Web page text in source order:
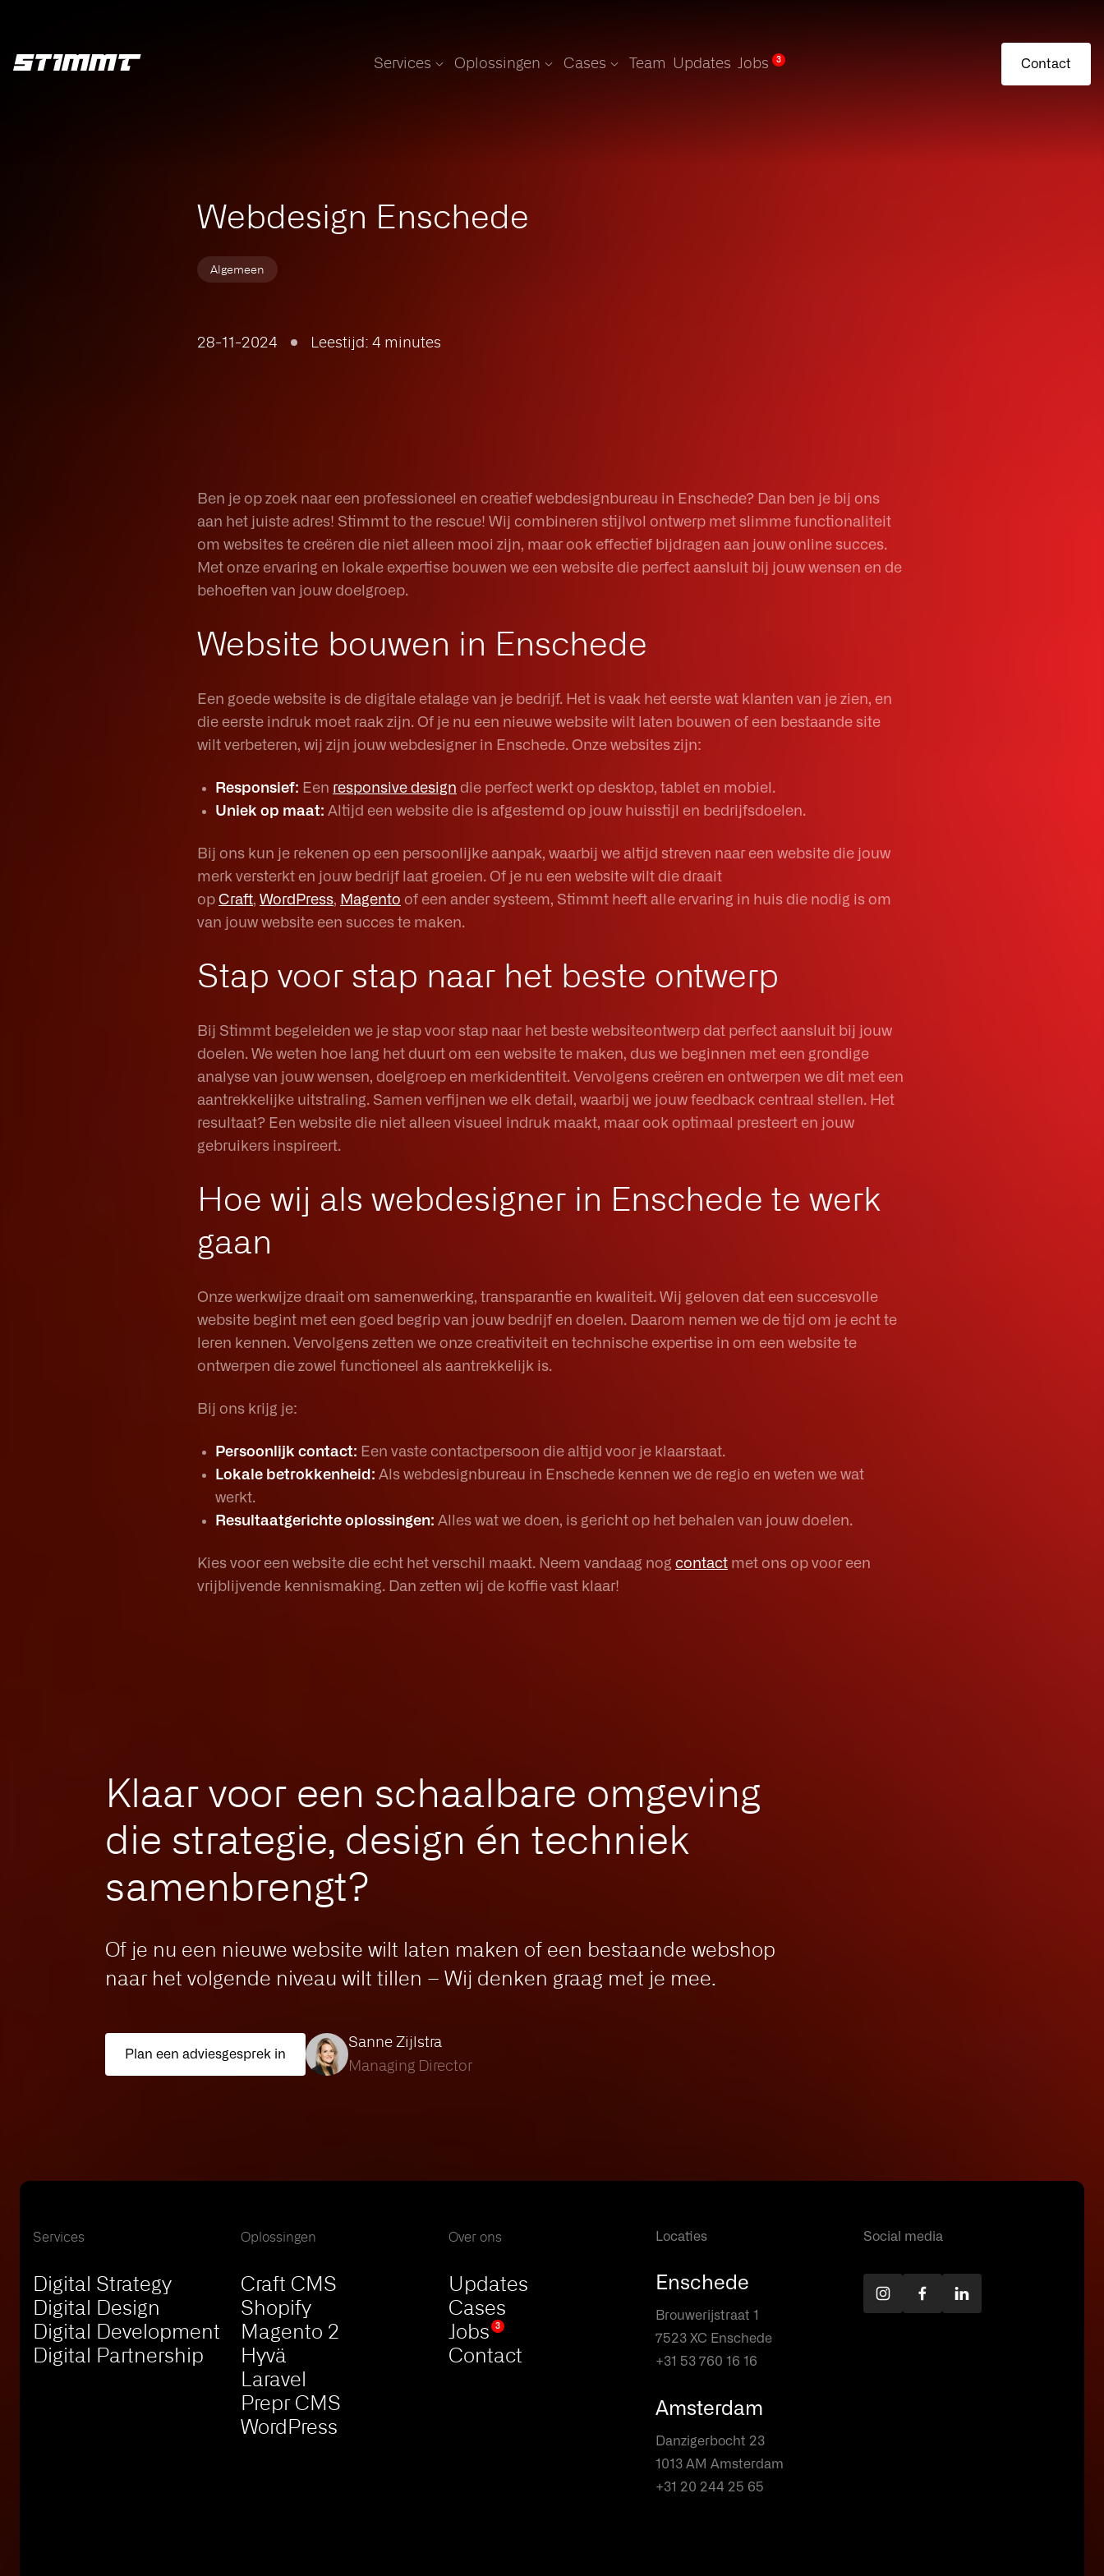
Services Oplossingen Cases Team Updates Jobs 3 Contact
Webdesign Enschede
Algemeen
28-11-2024 Leestijd: 4 minutes
Ben je op zoek naar een professioneel en creatief webdesignbureau in Enschede? Dan ben je bij ons
aan het juiste adres! Stimmt to the rescue! Wij combineren stijlvol ontwerp met slimme functionaliteit
om websites te creëren die niet alleen mooi zijn, maar ook effectief bijdragen aan jouw online succes.
Met onze ervaring en lokale expertise bouwen we een website die perfect aansluit bij jouw wensen en de
behoeften van jouw doelgroep.
Website bouwen in Enschede
Een goede website is de digitale etalage van je bedrijf. Het is vaak het eerste wat klanten van je zien, en
die eerste indruk moet raak zijn. Of je nu een nieuwe website wilt laten bouwen of een bestaande site
wilt verbeteren, wij zijn jouw webdesigner in Enschede. Onze websites zijn:
Responsief: Een responsive design die perfect werkt op desktop, tablet en mobiel.
Uniek op maat: Altijd een website die is afgestemd op jouw huisstijl en bedrijfsdoelen.
Bij ons kun je rekenen op een persoonlijke aanpak, waarbij we altijd streven naar een website die jouw
merk versterkt en jouw bedrijf laat groeien. Of je nu een website wilt die draait
op Craft, WordPress, Magento of een ander systeem, Stimmt heeft alle ervaring in huis die nodig is om
van jouw website een succes te maken.
Stap voor stap naar het beste ontwerp
Bij Stimmt begeleiden we je stap voor stap naar het beste websiteontwerp dat perfect aansluit bij jouw
doelen. We weten hoe lang het duurt om een website te maken, dus we beginnen met een grondige
analyse van jouw wensen, doelgroep en merkidentiteit. Vervolgens creëren en ontwerpen we dit met een
aantrekkelijke uitstraling. Samen verfijnen we elk detail, waarbij we jouw feedback centraal stellen. Het
resultaat? Een website die niet alleen visueel indruk maakt, maar ook optimaal presteert en jouw
gebruikers inspireert.
Hoe wij als webdesigner in Enschede te werk
gaan
Onze werkwijze draait om samenwerking, transparantie en kwaliteit. Wij geloven dat een succesvolle
website begint met een goed begrip van jouw bedrijf en doelen. Daarom nemen we de tijd om je echt te
leren kennen. Vervolgens zetten we onze creativiteit en technische expertise in om een website te
ontwerpen die zowel functioneel als aantrekkelijk is.
Bij ons krijg je:
Persoonlijk contact: Een vaste contactpersoon die altijd voor je klaarstaat.
Lokale betrokkenheid: Als webdesignbureau in Enschede kennen we de regio en weten we wat
werkt.
Resultaatgerichte oplossingen: Alles wat we doen, is gericht op het behalen van jouw doelen.
Kies voor een website die echt het verschil maakt. Neem vandaag nog contact met ons op voor een
vrijblijvende kennismaking. Dan zetten wij de koffie vast klaar!
Klaar voor een schaalbare omgeving
die strategie, design én techniek
samenbrengt?
Of je nu een nieuwe website wilt laten maken of een bestaande webshop
naar het volgende niveau wilt tillen – Wij denken graag met je mee.
Plan een adviesgesprek in
Sanne Zijlstra
Managing Director
Services
Digital Strategy
Digital Design
Digital Development
Digital Partnership
Oplossingen
Craft CMS
Shopify
Magento 2
Hyvä
Laravel
Prepr CMS
WordPress
Over ons
Updates
Cases
Jobs
3
Contact
Locaties
Enschede
Brouwerijstraat 1
7523 XC Enschede
+31 53 760 16 16
Amsterdam
Danzigerbocht 23
1013 AM Amsterdam
+31 20 244 25 65
Social media